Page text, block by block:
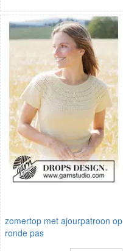
zomertop met ajourpatroon op
ronde pas